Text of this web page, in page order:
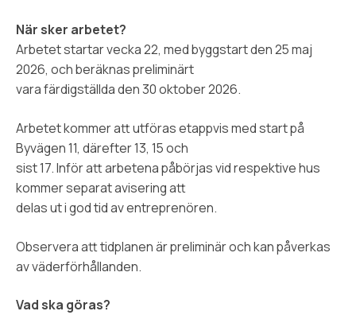
När sker arbetet?
Arbetet startar vecka 22, med byggstart den 25 maj
2026, och beräknas preliminärt
vara färdigställda den 30 oktober 2026.
Arbetet kommer att utföras etappvis med start på
Byvägen 11, därefter 13, 15 och
sist 17. Inför att arbetena påbörjas vid respektive hus
kommer separat avisering att
delas ut i god tid av entreprenören.
Observera att tidplanen är preliminär och kan påverkas
av väderförhållanden.
Vad ska göras?